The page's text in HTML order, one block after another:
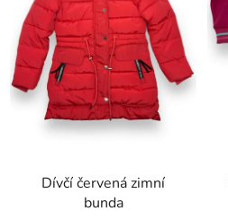
Dívčí červená zimní
bunda